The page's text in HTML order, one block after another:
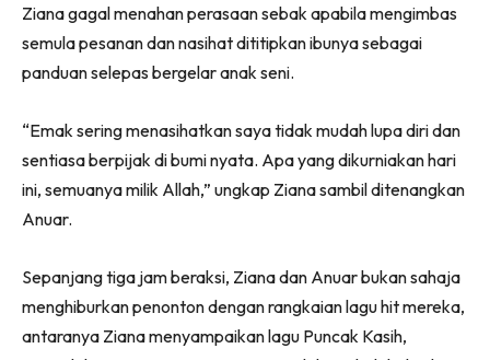
Ziana gagal menahan perasaan sebak apabila mengimbas
semula pesanan dan nasihat dititipkan ibunya sebagai
panduan selepas bergelar anak seni.
“Emak sering menasihatkan saya tidak mudah lupa diri dan
sentiasa berpijak di bumi nyata. Apa yang dikurniakan hari
ini, semuanya milik Allah,” ungkap Ziana sambil ditenangkan
Anuar.
Sepanjang tiga jam beraksi, Ziana dan Anuar bukan sahaja
menghiburkan penonton dengan rangkaian lagu hit mereka,
antaranya Ziana menyampaikan lagu Puncak Kasih,